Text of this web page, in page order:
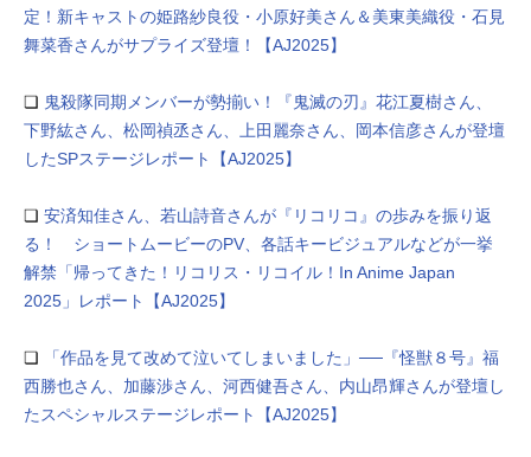
定！新キャストの姫路紗良役・小原好美さん＆美東美織役・石見
舞菜香さんがサプライズ登壇！【AJ2025】
❏ 鬼殺隊同期メンバーが勢揃い！『鬼滅の刃』花江夏樹さん、
下野紘さん、松岡禎丞さん、上田麗奈さん、岡本信彦さんが登壇
したSPステージレポート【AJ2025】
❏ 安済知佳さん、若山詩音さんが『リコリコ』の歩みを振り返
る！ ショートムービーのPV、各話キービジュアルなどが一挙
解禁「帰ってきた！リコリス・リコイル！In Anime Japan
2025」レポート【AJ2025】
❏
「作品を見て改めて泣いてしまいました」──『怪獣８号』福
西勝也さん、加藤渉さん、河西健吾さん、内山昂輝さんが登壇し
たスペシャルステージレポート【AJ2025】